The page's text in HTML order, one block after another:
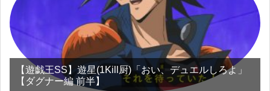
【遊戯王SS】遊星(1Kill厨)「おい、デュエルしろよ」
【ダグナー編 前半】